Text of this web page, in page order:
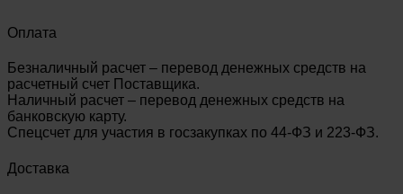
Оплата
Безналичный расчет – перевод денежных средств на
расчетный счет Поставщика.
Наличный расчет – перевод денежных средств на
банковскую карту.
Спецсчет для участия в госзакупках по 44-ФЗ и 223-ФЗ.
Доставка